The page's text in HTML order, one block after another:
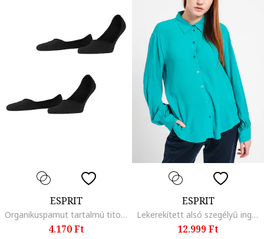
ESPRIT
Organikuspamut tartalmú titokzokni szett - 2 pár, Fekete
4.170 Ft
ESPRIT
Lekerekített alsó szegélyű ing, Perzsazöld
12.999 Ft